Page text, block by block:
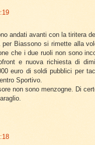
andati avanti con la tiritera
Biassono si rimette alla
che i due ruoli non sono
e nuova richiesta di
euro di soldi pubblici per
Sportivo.
non sono menzogne. Di